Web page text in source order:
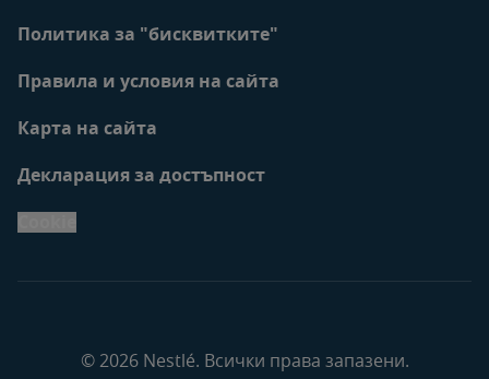
Политика за "бисквитките"
Правила и условия на сайта
Карта на сайта
Декларация за достъпност
© 2026 Nestlé. Всички права запазени.